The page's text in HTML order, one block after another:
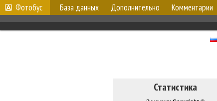
Фотобус База данных Дополнительно Комментарии
Статистика